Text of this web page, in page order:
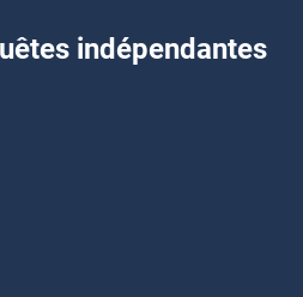
indépendantes